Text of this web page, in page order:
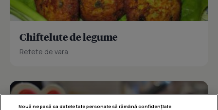
Chiftelute de legume
Retete de vara.
Nouă ne pasă ca datele tale personale să rămână confidențiale